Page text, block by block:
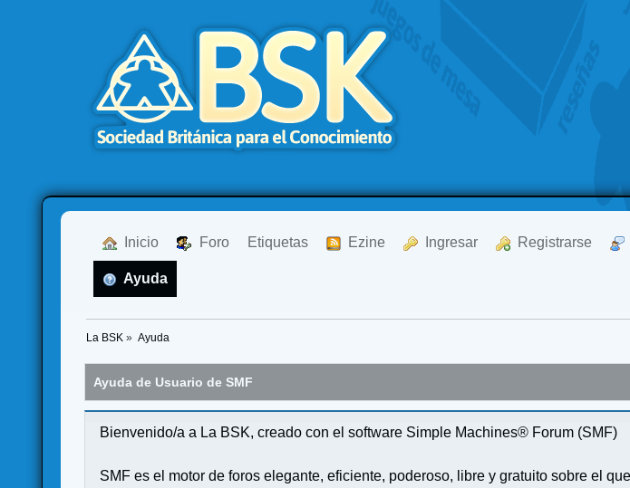
Inicio Foro Etiquetas Ezine Ingresar Registrarse
Ayuda
La BSK » Ayuda
Ayuda de Usuario de SMF
Bienvenido/a a La BSK, creado con el software Simple Machines® Forum (SMF)
SMF es el motor de foros elegante, eficiente, poderoso, libre y gratuito sobre el